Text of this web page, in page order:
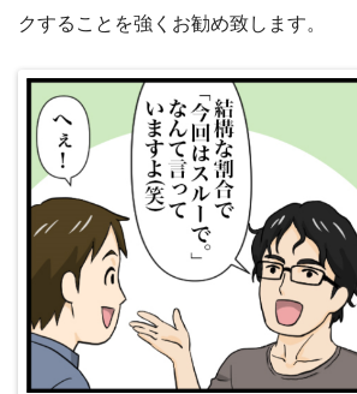
クすることを強くお勧め致します。